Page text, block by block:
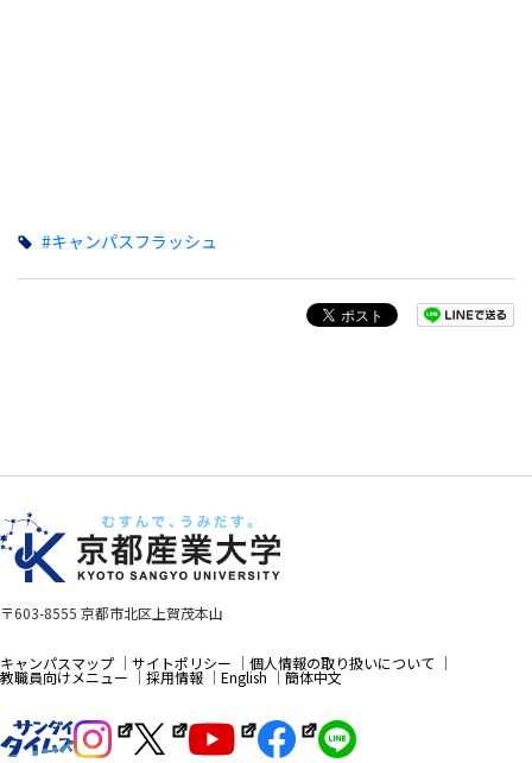
#キャンパスフラッシュ
〒603-8555 京都市北区上賀茂本山
キャンパスマップ サイトポリシー 個人情報の取り扱いについて
教職員向けメニュー 採用情報 English 簡体中文